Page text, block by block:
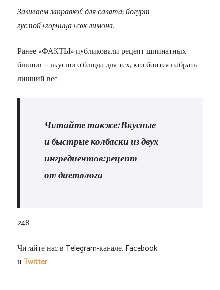
Заливаем заправкой для салата: йогурт
густой+горчица+сок лимона.
Ранее «ФАКТЫ» публиковали рецепт шпинатных
блинов — вкусного блюда для тех, кто боится набрать
лишний вес .
Читайте также: Вкусные
и быстрые колбаски из двух
ингредиентов: рецепт
от диетолога
248
Читайте нас в Telegram-канале, Facebook
иTwitter